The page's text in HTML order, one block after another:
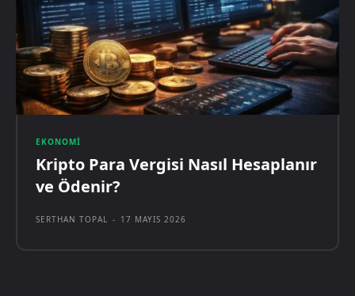
EKONOMI
Kripto Para Vergisi Nasıl Hesaplanır
ve Ödenir?
SERTHAN TOPAL - 17 MAYIS 2026